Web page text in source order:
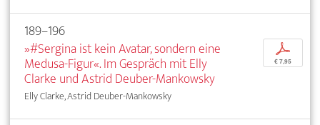
189–196
»#Sergina ist kein Avatar, sondern eine
Medusa-Figur«. Im Gespräch mit Elly
Clarke und Astrid Deuber-Mankowsky
Elly Clarke, Astrid Deuber-Mankowsky
p
€ 7,95